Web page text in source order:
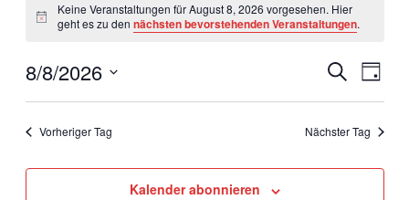
Hinweis
Keine Veranstaltungen für August 8, 2026 vorgesehen. Hier
geht es zu dennächsten bevorstehenden Veranstaltungen.
Navigation
Suche
Tag
8/8/2026
Vorheriger Tag Nächster Tag
Kalender abonnieren